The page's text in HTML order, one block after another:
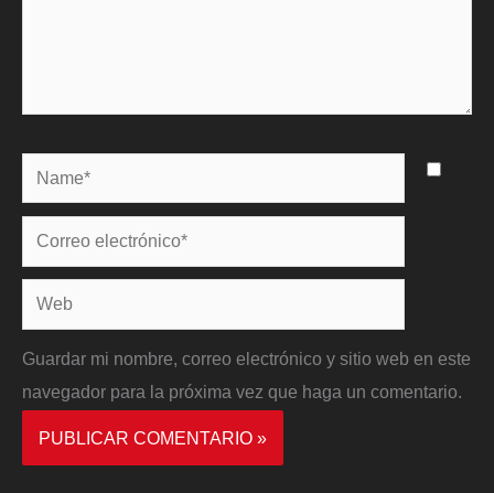
Name*
Correo
electrónico*
Web
Guardar mi nombre, correo electrónico y sitio web en este
navegador para la próxima vez que haga un comentario.